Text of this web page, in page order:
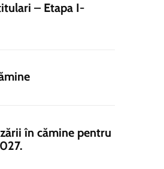
– Etapa I-
în cămine pentru